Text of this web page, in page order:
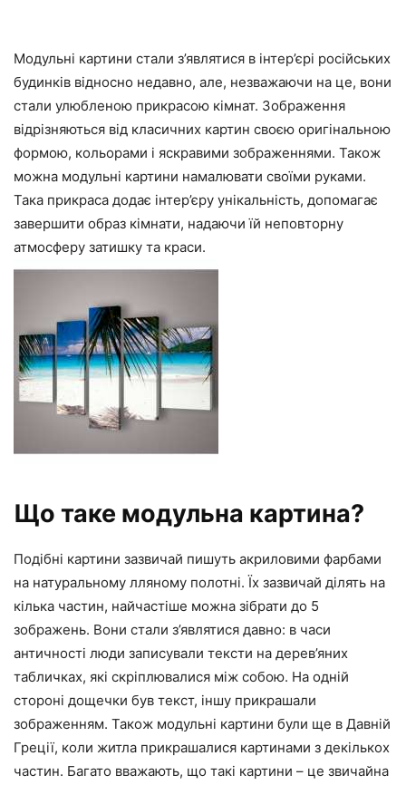
Модульні картини стали з’являтися в інтер’єрі російських
будинків відносно недавно, але, незважаючи на це, вони
стали улюбленою прикрасою кімнат. Зображення
відрізняються від класичних картин своєю оригінальною
формою, кольорами і яскравими зображеннями. Також
можна модульні картини намалювати своїми руками.
Така прикраса додає інтер’єру унікальність, допомагає
завершити образ кімнати, надаючи їй неповторну
атмосферу затишку та краси.
Що таке модульна картина?
Подібні картини зазвичай пишуть акриловими фарбами
на натуральному лляному полотні. Їх зазвичай ділять на
кілька частин, найчастіше можна зібрати до 5
зображень. Вони стали з’являтися давно: в часи
античності люди записували тексти на дерев’яних
табличках, які скріплювалися між собою. На одній
стороні дощечки був текст, іншу прикрашали
зображенням. Також модульні картини були ще в Давній
Греції, коли житла прикрашалися картинами з декількох
частин. Багато вважають, що такі картини – це звичайна